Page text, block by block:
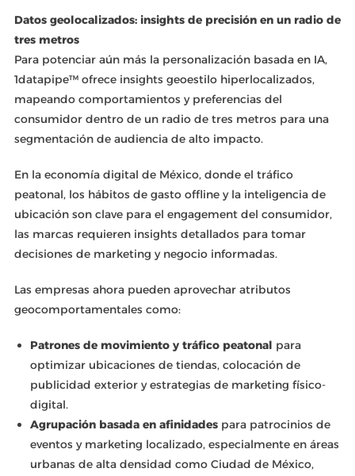
Datos geolocalizados: insights de precisión en un radio de
tres metros
Para potenciar aún más la personalización basada en IA,
1datapipe™ ofrece insights geoestilo hiperlocalizados,
mapeando comportamientos y preferencias del
consumidor dentro de un radio de tres metros para una
segmentación de audiencia de alto impacto.
En la economía digital de México, donde el tráfico
peatonal, los hábitos de gasto offline y la inteligencia de
ubicación son clave para el engagement del consumidor,
las marcas requieren insights detallados para tomar
decisiones de marketing y negocio informadas.
Las empresas ahora pueden aprovechar atributos
geocomportamentales como:
Patrones de movimiento y tráfico peatonal para
optimizar ubicaciones de tiendas, colocación de
publicidad exterior y estrategias de marketing físico-
digital.
Agrupación basada en afinidadespara patrocinios de
eventos y marketing localizado, especialmente en áreas
urbanas de alta densidad como Ciudad de México,